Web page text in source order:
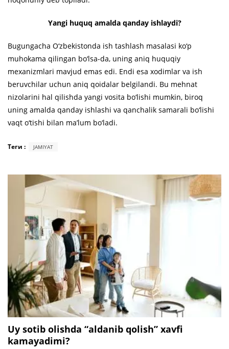
Yangi huquq amalda qanday ishlaydi?
Bugungacha O‘zbekistonda ish tashlash masalasi ko‘p
muhokama qilingan bo‘lsa-da, uning aniq huquqiy
mexanizmlari mavjud emas edi. Endi esa xodimlar va ish
beruvchilar uchun aniq qoidalar belgilandi. Bu mehnat
nizolarini hal qilishda yangi vosita bo‘lishi mumkin, biroq
uning amalda qanday ishlashi va qanchalik samarali bo‘lishi
vaqt o‘tishi bilan ma’lum bo‘ladi.
Теги : JAMIYAT
Uy sotib olishda “aldanib qolish” xavfi
kamayadimi?